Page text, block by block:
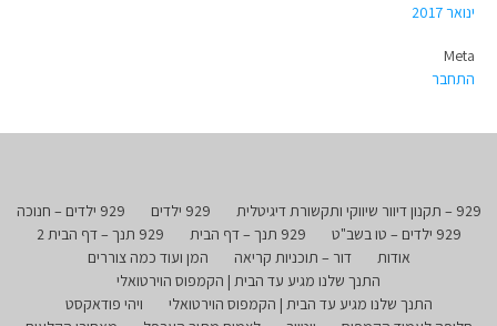
ינואר 2017
Meta
התחבר
929 – תקנון דיוור שיווקי ותקשורת דיגיטלית 929 ילדים
929 ילדים – חנוכה
929 ילדים – טו בשב"ט
929 תנך – דף הבית
929 תנך – דף הבית 2
אודות
דור – תוכניות קריאה
המן ועוד כמה צוררים
התנך שלנו מגיע עד הבית | הקמפוס הוירטואלי
התנך שלנו מגיע עד הבית | הקמפוס הוירטואלי
ויהי פודאקסט